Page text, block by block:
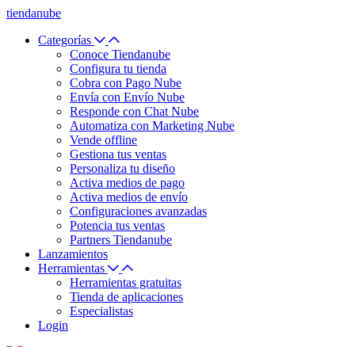
tiendanube
Categorías
Conoce Tiendanube
Configura tu tienda
Cobra con Pago Nube
Envía con Envío Nube
Responde con Chat Nube
Automatiza con Marketing Nube
Vende offline
Gestiona tus ventas
Personaliza tu diseño
Activa medios de pago
Activa medios de envío
Configuraciones avanzadas
Potencia tus ventas
Partners Tiendanube
Lanzamientos
Herramientas
Herramientas gratuitas
Tienda de aplicaciones
Especialistas
Login